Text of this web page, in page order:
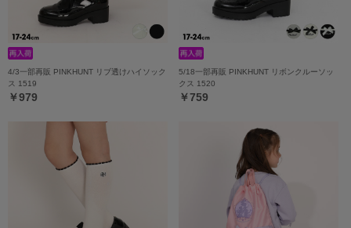
4/3一部再販 PINKHUNT リブ透けハイソック
ス 1519
￥979
5/18一部再販 PINKHUNT リボンクルーソッ
クス 1520
￥759